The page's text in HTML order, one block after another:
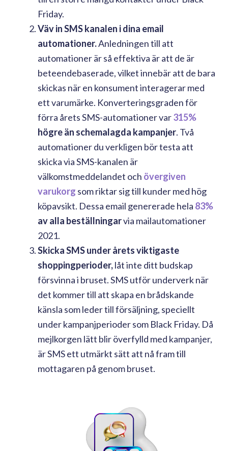
Friday.
Väv in SMS kanalen i dina email
automationer.Anledningen till att
automationer är så effektiva är att de är
beteendebaserade, vilket innebär att de bara
skickas när en konsument interagerar med
ett varumärke. Konverteringsgraden för
förra årets SMS-automationer var315%
högre än schemalagda kampanjer. Två
automationer du verkligen bör testa att
skicka via SMS-kanalen är
välkomstmeddelandet och övergiven
varukorg som riktar sig till kunder med hög
köpavsikt. Dessa email genererade hela 83%
av alla beställningarvia mailautomationer
2021.
Skicka SMS under årets viktigaste
shoppingperioder,låt inte ditt budskap
försvinna i bruset. SMS utför underverk när
det kommer till att skapa en brådskande
känsla som leder till försäljning, speciellt
under kampanjperioder som Black Friday. Då
mejlkorgen lätt blir överfylld med kampanjer,
är SMS ett utmärkt sätt att nå fram till
mottagaren på genom bruset.